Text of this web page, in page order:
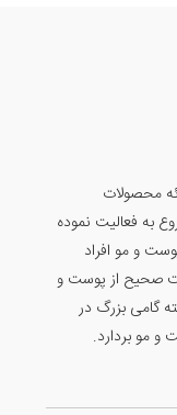
محصولات
و مو در ایران از سال ۱۳۹۴شروع به فعالیت نموده
و مو افراد
صحیح از پوست و
گامی بزرگ در
مو بردارد.